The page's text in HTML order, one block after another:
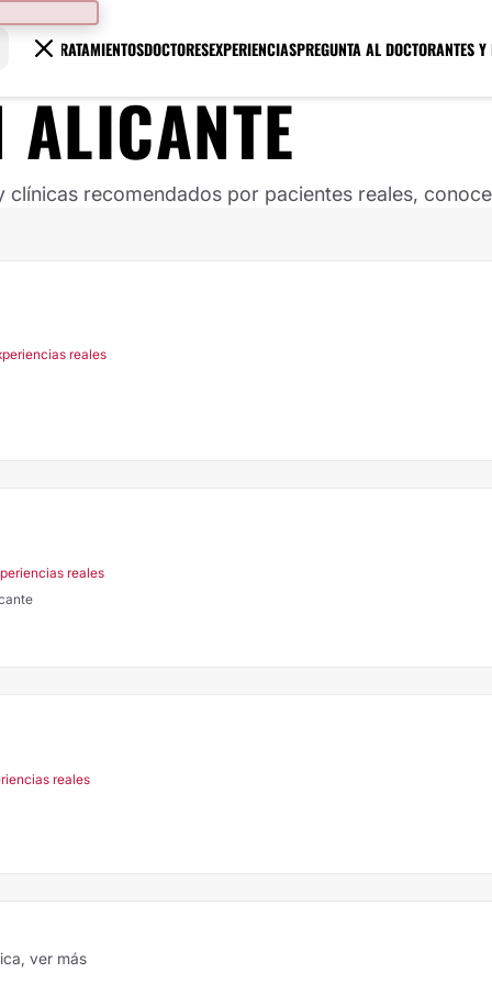
TRATAMIENTOSDOCTORESEXPERIENCIASPREGUNTA AL DOCTORANTES Y
recomendados por pacientes reales,
reales
reales
reales
ver más